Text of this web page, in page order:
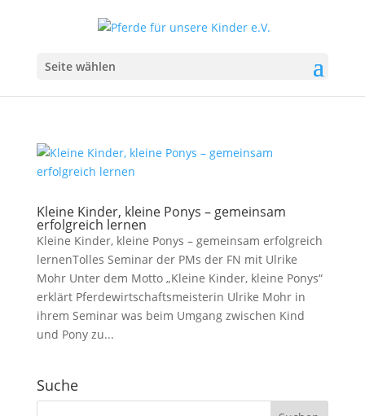
Seite wählen
Kleine Kinder, kleine Ponys – gemeinsam
erfolgreich lernen
Kleine Kinder, kleine Ponys – gemeinsam erfolgreich
lernenTolles Seminar der PMs der FN mit Ulrike
Mohr Unter dem Motto „Kleine Kinder, kleine Ponys“
erklärt Pferdewirtschaftsmeisterin Ulrike Mohr in
ihrem Seminar was beim Umgang zwischen Kind
und Pony zu...
Suche